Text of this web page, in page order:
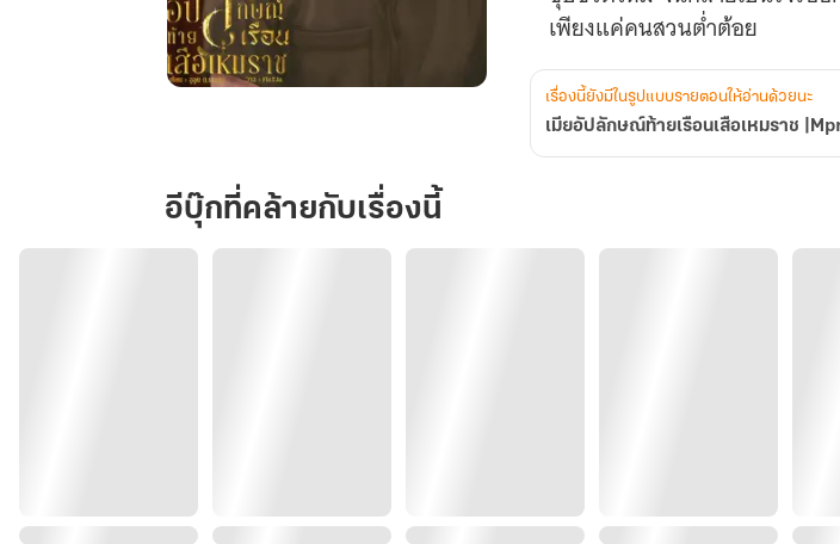
เรือน
เสือ
เหม
เพียงแค่คนสวนต่ำต้อย
เรื่องนี้ยังมีในรูปแบบรายตอนให้อ่านด้วยนะ
เมียอัปลักษณ์ท้ายเรือนเสือเหมราช
อีบุ๊กที่คล้ายกับเรื่องนี้